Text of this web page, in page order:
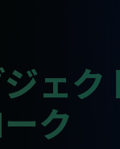
ェク
ク